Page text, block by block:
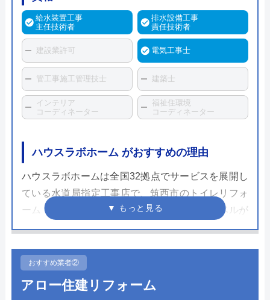
給水装置工事
主任技術者
排水設備工事
責任技術者
建設業許可 電気工事士
管工事施工管理技士 建築士
インテリア
コーディネーター
福祉住環境
コーディネーター
ハウスラボホーム がおすすめの理由
ハウスラボホームは全国32拠点でサービスを展開し
ている水道局指定工事店で、筑西市のトイレリフォ
ーム・交換にも対応しています。スタッフレベルが
高く、個人宅だけでなく企業実績も豊富なため安心
ホームページで表示されている価格は、商品代金・
工事費・処分費などすべてを含んだ最終金額となっ
おすすめ業者②
アロー住建リフォーム